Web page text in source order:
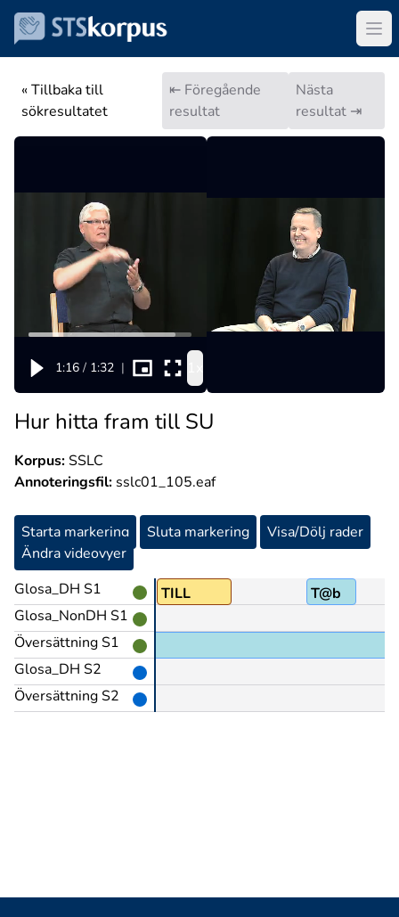
« Tillbaka till
sökresultatet
⇤ Föregående
resultat
Nästa
resultat ⇥
1:16 / 1:32 |
Hur hitta fram till SU
Korpus:SSLC
Annoteringsfil: sslc01_105.eaf
Starta markering Sluta markering
Visa/Dölj rader
Ändra videovyer
Glosa_DH S1
Glosa_NonDH S1
Översättning S1
Glosa_DH S2
Översättning S2
TILL T@b